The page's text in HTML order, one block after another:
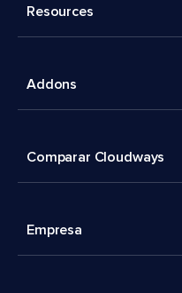
Resources
Addons
Comparar Cloudways
Empresa